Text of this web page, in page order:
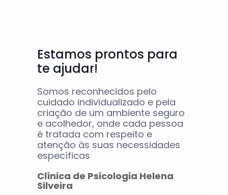
Estamos prontos para
te ajudar!
Somos reconhecidos pelo
cuidado individualizado e pela
criação de um ambiente seguro
e acolhedor, onde cada pessoa
é tratada com respeito e
atenção às suas necessidades
específicas
Clínica de Psicologia Helena
Silveira